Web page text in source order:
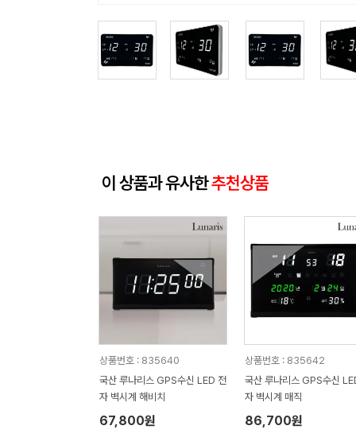
이 상품과 유사한추천상품
상품번호 : 835640
국산 루나리스 GPS수신 LED 전
자 벽시계 해비치
67,800원
상품번호 : 835642
국산 루나리스 GPS수신 LED 전
자 벽시계 매직
86,700원